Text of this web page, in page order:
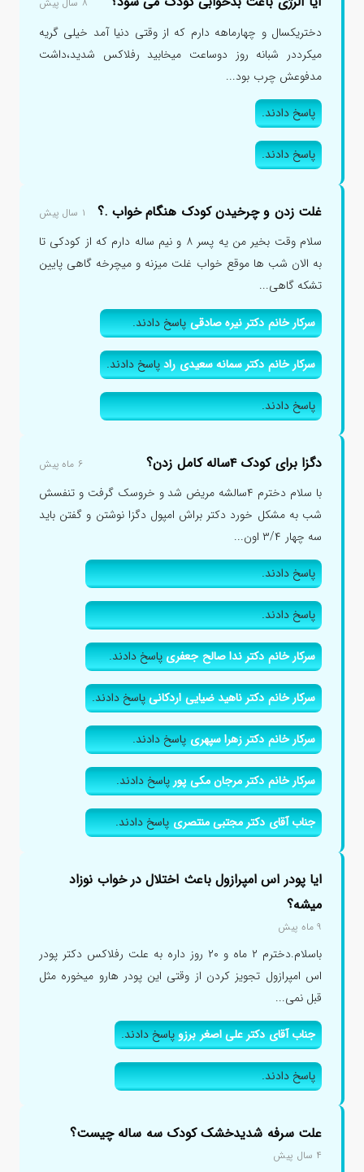
۸ سال پیش
دختریکسال و چهارماهه دارم که از وقتی دنیا آمد خیلی گریه
میکرددر شبانه روز دوساعت میخابید رفلاکس شدید،داشت
مدفوعش چرب بود...
پاسخ دادند.
پاسخ دادند.
غلت زدن و چرخیدن کودک هنگام خواب .؟ ۱ سال پیش
سلام وقت بخیر من یه پسر ۸ و نیم ساله دارم که از کودکی تا
به الان شب ها موقع خواب غلت میزنه و میچرخه گاهی پایین
تشکه گاهی...
سرکار خانم دکتر نیره صادقیپاسخ دادند.
سرکار خانم دکتر سمانه سعیدی رادپاسخ دادند.
پاسخ دادند.
دگزا برای کودک ۴ساله کامل زدن؟ ۶ ماه پیش
با سلام دخترم ۴سالشه مریض شد و خروسک گرفت و تنفسش
شب به مشکل خورد دکتر براش امپول دگزا نوشتن و گفتن باید
سه چهار ۳/۴ اون...
پاسخ دادند.
پاسخ دادند.
سرکار خانم دکتر ندا صالح جعفریپاسخ دادند.
سرکار خانم دکتر ناهید ضیایی اردکانیپاسخ دادند.
سرکار خانم دکتر زهرا سپهریپاسخ دادند.
سرکار خانم دکتر مرجان مکی پورپاسخ دادند.
جناب آقای دکتر مجتبی منتصریپاسخ دادند.
ایا پودر اس امپرازول باعث اختلال در خواب نوزاد
میشه؟
۹ ماه پیش
باسلام.دخترم ۲ ماه و ۲۰ روز داره به علت رفلاکس دکتر پودر
اس امپرازول تجویز کردن از وقتی این پودر هارو میخوره مثل
قبل نمی...
جناب آقای دکتر علی اصغر برزوپاسخ دادند.
پاسخ دادند.
علت سرفه شدیدخشک کودک سه ساله چیست؟
۴ سال پیش